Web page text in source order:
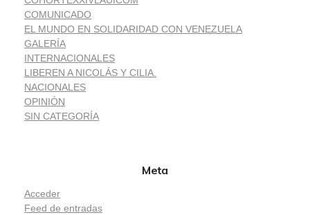
COMUNICADO
EL MUNDO EN SOLIDARIDAD CON VENEZUELA
GALERÍA
INTERNACIONALES
LIBEREN A NICOLÁS Y CILIA.
NACIONALES
OPINIÓN
SIN CATEGORÍA
Meta
Acceder
Feed de entradas